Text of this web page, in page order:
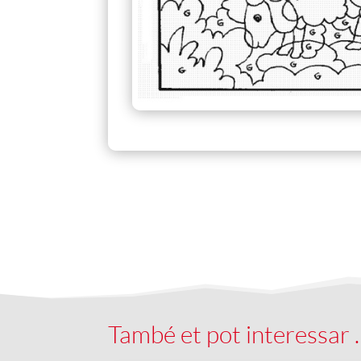
També et pot interessar